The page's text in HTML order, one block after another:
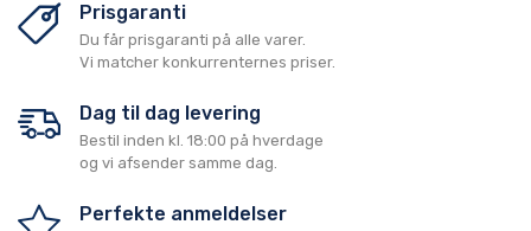
Prisgaranti
Du får prisgaranti på alle varer.
Vi matcher konkurrenternes priser.
Dag til dag levering
Bestil inden kl. 18:00 på hverdage
og vi afsender samme dag.
Perfekte anmeldelser